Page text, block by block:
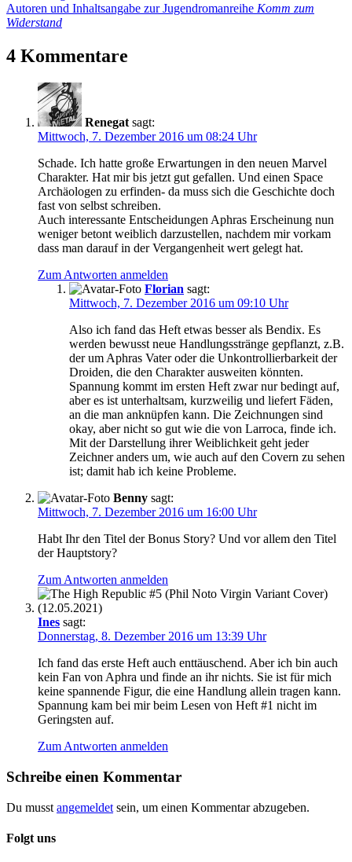
Beitrag:
Nächster
Beitrag:
Autoren und Inhaltsangabe zur Jugendromanreihe Komm zum
Widerstand
4 Kommentare
Renegat sagt:
Mittwoch, 7. Dezember 2016 um 08:24 Uhr
Schade. Ich hatte große Erwartungen in den neuen Marvel
Charakter. Hat mir bis jetzt gut gefallen. Und einen Space
Archäologen zu erfinden- da muss sich die Geschichte doch
fast von selbst schreiben.
Auch interessante Entscheidungen Aphras Erscheinung nun
weniger betont weiblich darzustellen, nachdem mir vorkam
dass man darauf in der Vergangenheit wert gelegt hat.
Zum Antworten anmelden
Florian sagt:
Mittwoch, 7. Dezember 2016 um 09:10 Uhr
Also ich fand das Heft etwas besser als Bendix. Es
werden bewusst neue Handlungsstränge gepflanzt, z.B.
der um Aphras Vater oder die Unkontrollierbarkeit der
Droiden, die den Charakter ausweiten könnten.
Spannung kommt im ersten Heft zwar nur bedingt auf,
aber es ist unterhaltsam, kurzweilig und liefert Fäden,
an die man anknüpfen kann. Die Zeichnungen sind
okay, aber nicht so gut wie die von Larroca, finde ich.
Mit der Darstellung ihrer Weiblichkeit geht jeder
Zeichner anders um, wie auch auf den Covern zu sehen
ist; damit hab ich keine Probleme.
Benny sagt:
Mittwoch, 7. Dezember 2016 um 16:00 Uhr
Habt Ihr den Titel der Bonus Story? Und vor allem den Titel
der Hauptstory?
Zum Antworten anmelden
Ines sagt:
Donnerstag, 8. Dezember 2016 um 13:39 Uhr
Ich fand das erste Heft auch enttäuschend. Aber ich bin auch
kein Fan von Aphra und finde an ihr nichts. Sie ist für mich
keine spannende Figur, die eine Handlung allein tragen kann.
Spannung kam bei mir beim Lesen von Heft #1 nicht im
Geringsten auf.
Zum Antworten anmelden
Schreibe einen Kommentar
Du musst angemeldet sein, um einen Kommentar abzugeben.
Folgt uns